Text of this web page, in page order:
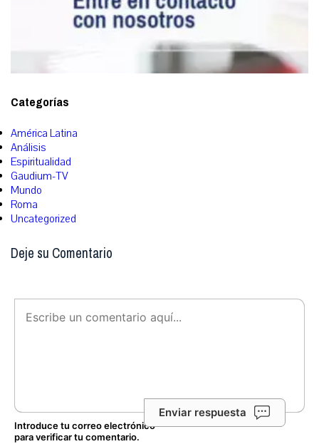
Categorías
América Latina
Análisis
Espiritualidad
Gaudium-TV
Mundo
Roma
Uncategorized
Deje su Comentario
Enviar respuesta
Introduce tu correo electrónico
para verificar tu comentario.